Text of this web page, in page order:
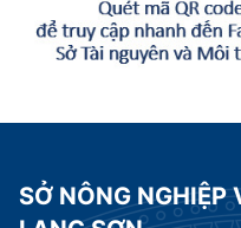
SỞ NÔNG NGHIỆP